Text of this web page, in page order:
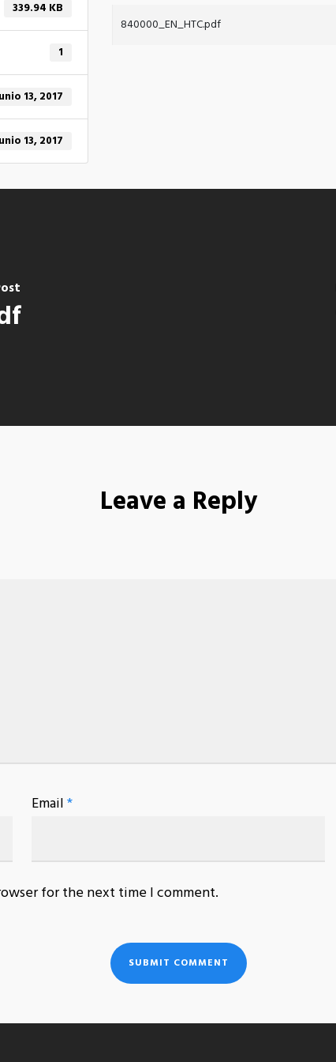
339.94 KB
1
13, 2017
13, 2017
840000_EN_HTC.pdf
Leave a Reply
Email*
for the next time I comment.